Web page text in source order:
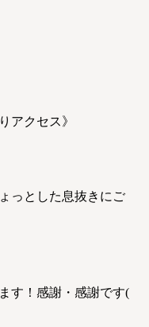
アクセス》
っとした息抜きにご
す！感謝・感謝です(